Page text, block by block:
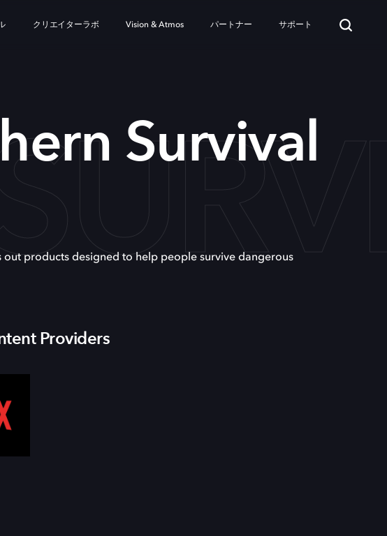
クリエイターラボ Vision & Atmos パートナー サポート
Survival
out products designed to help people survive dangerous
Providers